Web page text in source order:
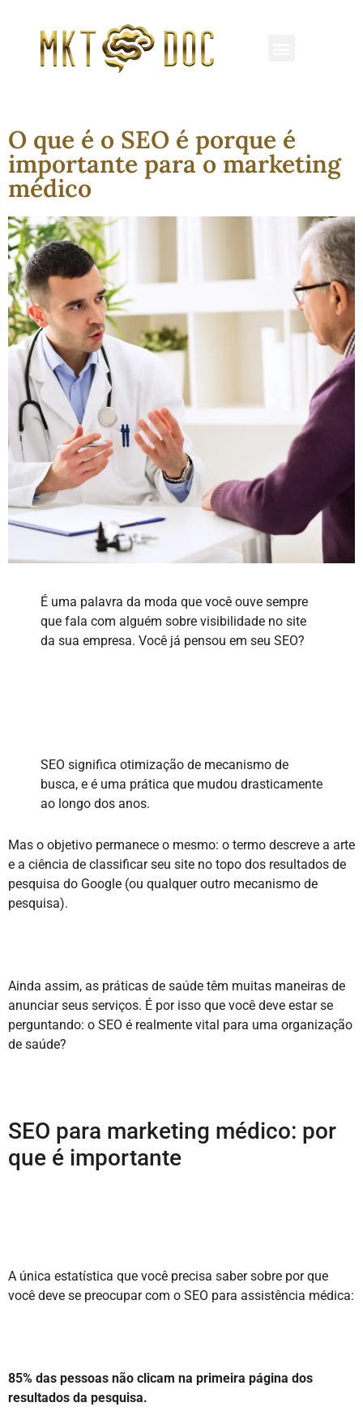
O que é o SEO é porque é
importante para o marketing
médico
É uma palavra da moda que você ouve sempre
que fala com alguém sobre visibilidade no site
da sua empresa. Você já pensou em seu SEO?
SEO significa otimização de mecanismo de
busca, e é uma prática que mudou drasticamente
ao longo dos anos.
Mas o objetivo permanece o mesmo: o termo descreve a arte
e a ciência de classificar seu site no topo dos resultados de
pesquisa do Google (ou qualquer outro mecanismo de
pesquisa).
Ainda assim, as práticas de saúde têm muitas maneiras de
anunciar seus serviços. É por isso que você deve estar se
perguntando: o SEO é realmente vital para uma organização
de saúde?
SEO para marketing médico: por
que é importante
A única estatística que você precisa saber sobre por que
você deve se preocupar com o SEO para assistência médica:
85% das pessoas não clicam na primeira página dos
resultados da pesquisa.